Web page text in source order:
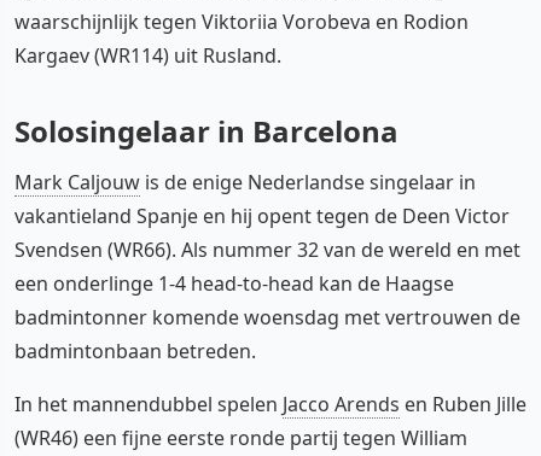
waarschijnlijk tegen Viktoriia Vorobeva en Rodion
Kargaev (WR114) uit Rusland.
Solosingelaar in Barcelona
Mark Caljouw is de enige Nederlandse singelaar in
vakantieland Spanje en hij opent tegen de Deen Victor
Svendsen (WR66). Als nummer 32 van de wereld en met
een onderlinge 1-4 head-to-head kan de Haagse
badmintonner komende woensdag met vertrouwen de
badmintonbaan betreden.
In het mannendubbel spelen Jacco Arends en Ruben Jille
(WR46) een fijne eerste ronde partij tegen William